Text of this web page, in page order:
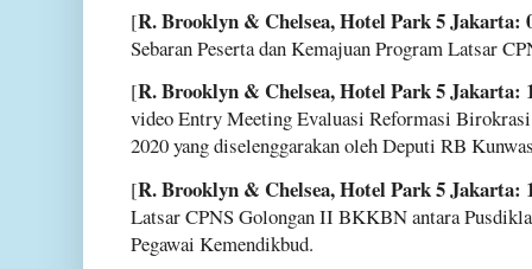
[R. Brooklyn & Chelsea, Hotel Park 5 Jakarta:
Sebaran Peserta dan Kemajuan Program Latsar
[R. Brooklyn & Chelsea, Hotel Park 5 Jakarta:
video Entry Meeting Evaluasi Reformasi
2020 yang diselenggarakan oleh Deputi RB
[R. Brooklyn & Chelsea, Hotel Park 5 Jakarta:
Latsar CPNS Golongan II BKKBN antara
Pegawai Kemendikbud.